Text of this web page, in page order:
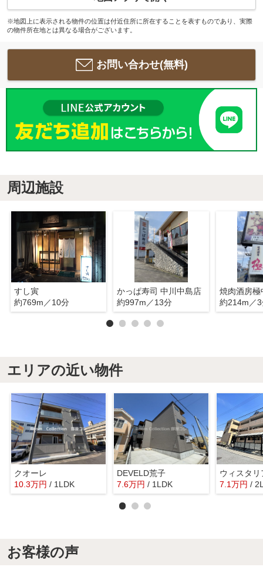
※地図上に表示される物件の位置は付近住所に所在することを表すものであり、実際
の物件所在地とは異なる場合がございます。
お問い合わせ(無料)
周辺施設
すし寅
約769m／10分
かっぱ寿司 中川中島店
約997m／13分
焼肉酒房極
約214m／
エリアの近い物件
クオーレ
10.3万円 / 1LDK
DEVELD荒子
7.6万円 / 1LDK
ウィスタリ
7.1万円 /
お客様の声